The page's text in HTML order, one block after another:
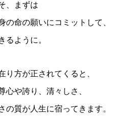
、まずは
の命の願いにコミットして、
るように。
り方が正されてくると、
心や誇り、清々しさ、
の質が人生に宿ってきます。